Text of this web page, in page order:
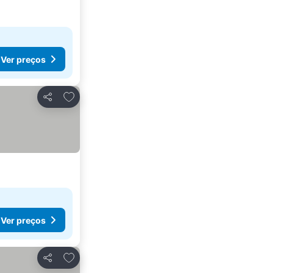
Ver preços
Partilhar
Adicionar aos favoritos
Ver preços
Partilhar
Adicionar aos favoritos